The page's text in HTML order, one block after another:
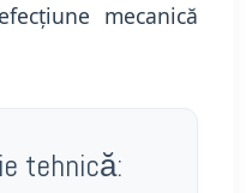
mecanică
tehnică: